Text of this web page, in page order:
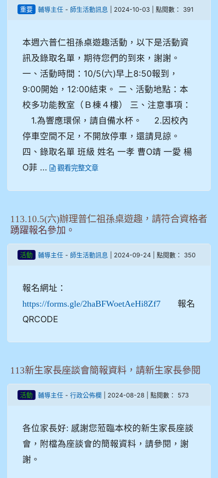
重要 輔導主任- 師生活動訊息 | 2024-10-03 | 點閱數： 391
本週六普仁祖孫桌遊趣活動，以下是活動資
訊及錄取名單，期待您們的到來，謝謝。
一、活動時間：10/5(六)早上8:50報到，
9:00開始，12:00結束。 二、活動地點：本
校多功能教室（Ｂ棟４樓） 三、注意事項：
1.為響應環保，請自備水杯。 2.因校內
停車空間不足，不開放停車，還請見諒。
四、錄取名單 班級 姓名 一孝 曹O靖 一愛 楊
O菲 ...
觀看完整文章
113.10.5(六)辦理普仁祖孫桌遊趣，請符合資格者
踴躍報名參加。
活動 輔導主任- 師生活動訊息 | 2024-09-24 | 點閱數： 350
報名網址：
https://forms.gle/2haBFWoetAeHi8Zf7 報名
QRCODE
113新生家長座談會簡報資料，請新生家長參閱
活動 輔導主任- 行政公佈欄 | 2024-08-28 | 點閱數： 573
各位家長好: 感謝您蒞臨本校的新生家長座談
會，附檔為座談會的簡報資料，請參閱，謝
謝。